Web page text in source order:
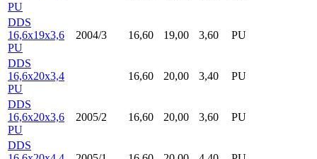
PU
DDS
16,6x19x3,6
PU
2004/3 16,60 19,00 3,60 PU
DDS
16,6x20x3,4
PU
16,60 20,00 3,40 PU
DDS
16,6x20x3,6
PU
2005/2 16,60 20,00 3,60 PU
DDS